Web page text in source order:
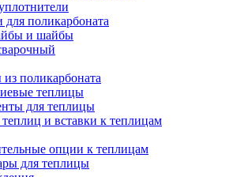
поликарбоната
и шайбы
поликарбоната
теплицы
для теплицы
и вставки к теплицам
опции к теплицам
для теплицы